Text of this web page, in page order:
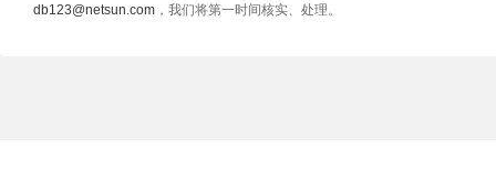
db123@netsun.com ，我们将第一时间核实、处理。